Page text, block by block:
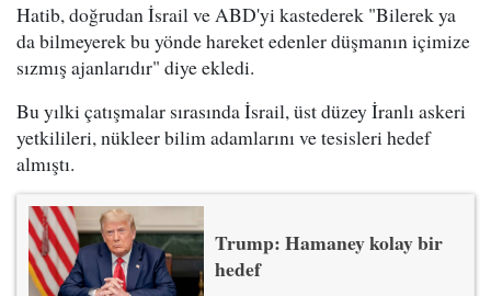
Hatib, doğrudan İsrail ve ABD'yi kastederek "Bilerek ya
da bilmeyerek bu yönde hareket edenler düşmanın içimize
sızmış ajanlarıdır" diye ekledi.
Bu yılki çatışmalar sırasında İsrail, üst düzey İranlı askeri
yetkilileri, nükleer bilim adamlarını ve tesisleri hedef
almıştı.
Trump: Hamaney kolay bir
hedef